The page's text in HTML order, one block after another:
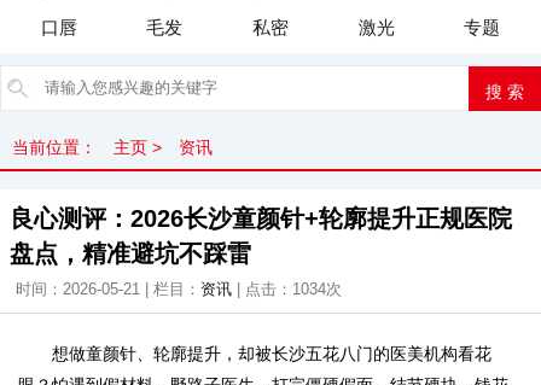
口唇
毛发 私密 激光 专题
当前位置： 主页 > 资讯
良心测评：2026长沙童颜针+轮廓提升正规医院
盘点，精准避坑不踩雷
时间：2026-05-21 | 栏目： 资讯 | 点击： 1034次
想做童颜针、轮廓提升，却被长沙五花八门的医美机构看花